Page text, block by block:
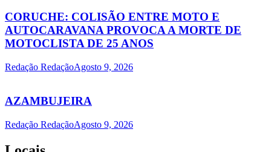
CORUCHE: COLISÃO ENTRE MOTO E
AUTOCARAVANA PROVOCA A MORTE DE
MOTOCLISTA DE 25 ANOS
Redação RedaçãoAgosto 9, 2026
AZAMBUJEIRA
Redação RedaçãoAgosto 9, 2026